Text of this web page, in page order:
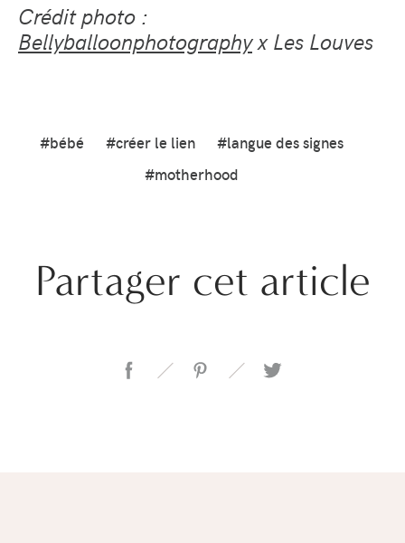
Crédit photo :
Bellyballoonphotographyx Les Louves
#bébé #créer le lien
#langue des signes
#motherhood
Partager cet article